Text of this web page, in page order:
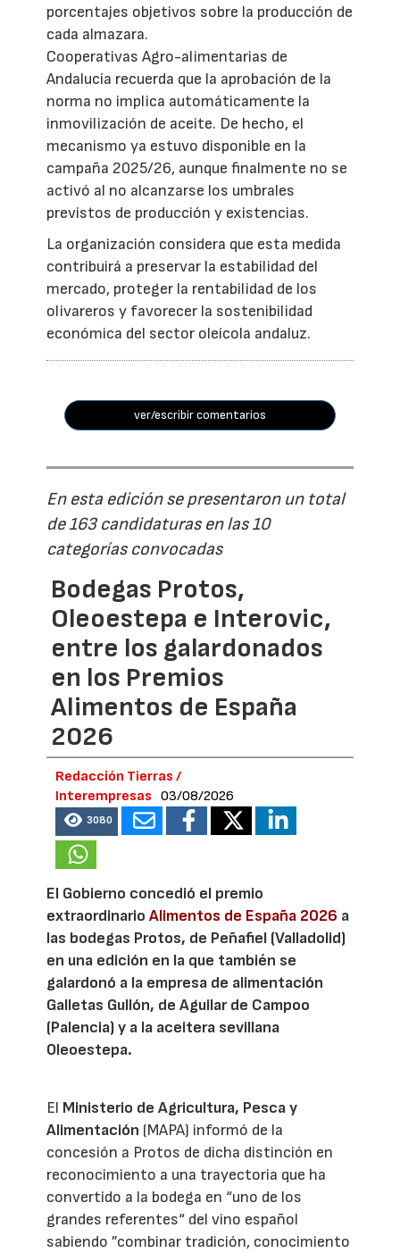
porcentajes objetivos sobre la producción de
cada almazara.
Cooperativas Agro-alimentarias de
Andalucía recuerda que la aprobación de la
norma no implica automáticamente la
inmovilización de aceite. De hecho, el
mecanismo ya estuvo disponible en la
campaña 2025/26, aunque finalmente no se
activó al no alcanzarse los umbrales
previstos de producción y existencias.
La organización considera que esta medida
contribuirá a preservar la estabilidad del
mercado, proteger la rentabilidad de los
olivareros y favorecer la sostenibilidad
económica del sector oleícola andaluz.
ver/escribir comentarios
En esta edición se presentaron un total
de 163 candidaturas en las 10
categorías convocadas
Bodegas Protos,
Oleoestepa e Interovic,
entre los galardonados
en los Premios
Alimentos de España
2026
Redacción Tierras /
Interempresas
03/08/2026
3080
El Gobierno concedió el premio
extraordinarioAlimentos de España 2026 a
las bodegas Protos, de Peñafiel (Valladolid)
en una edición en la que también se
galardonó a la empresa de alimentación
Galletas Gullón, de Aguilar de Campoo
(Palencia) y a la aceitera sevillana
Oleoestepa.
El Ministerio de Agricultura, Pesca y
Alimentación (MAPA) informó de la
concesión a Protos de dicha distinción en
reconocimiento a una trayectoria que ha
convertido a la bodega en “uno de los
grandes referentes“ del vino español
sabiendo ”combinar tradición, conocimiento